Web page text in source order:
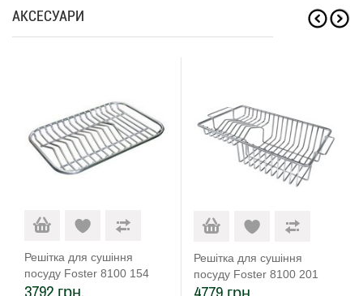
АКСЕСУАРИ
Решітка для сушіння
посуду Foster 8100 154
3792 грн.
Решітка для сушіння
посуду Foster 8100 201